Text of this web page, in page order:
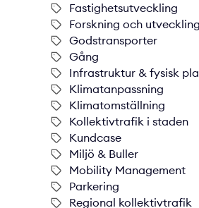
Fastighetsutveckling
Forskning och utveckling
Godstransporter
Gång
Infrastruktur & fysisk
Klimatanpassning
Klimatomställning
Kollektivtrafik i staden
Kundcase
Miljö & Buller
Mobility Management
Parkering
Regional kollektivtrafik